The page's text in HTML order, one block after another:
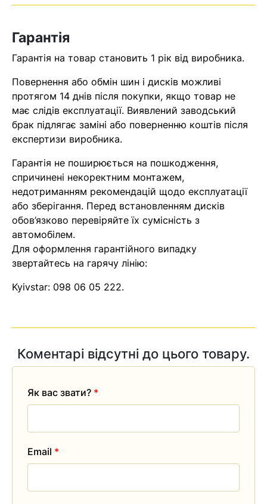
Помилка:Contact form не
Оператор зв’яжеться з вами
Гарантія
Гарантія на товар становить 1 рік від виробника.
Повернення або обмін шин і дисків можливі
протягом 14 днів після покупки, якщо товар не
має слідів експлуатації. Виявлений заводський
брак підлягає заміні або поверненню коштів після
експертизи виробника.
Гарантія не поширюється на пошкодження,
спричинені некоректним монтажем,
недотриманням рекомендацій щодо експлуатації
або зберігання. Перед встановленням дисків
обов’язково перевіряйте їх сумісність з
автомобілем.
Для оформлення гарантійного випадку
звертайтесь на гарячу лінію:
Kyivstar: 098 06 05 222.
Коментарі відсутні до цього товару.
Як вас звати? *
Email *